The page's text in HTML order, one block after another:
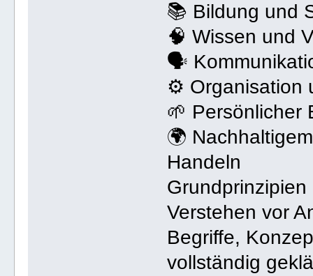
📚 Bildung und
🧠 Wissen und
🗣
⚙ Organisation
🌱 Persönlicher
🌍
Handeln
Grundprinzipien
Verstehen vor
Begriffe,
vollständig